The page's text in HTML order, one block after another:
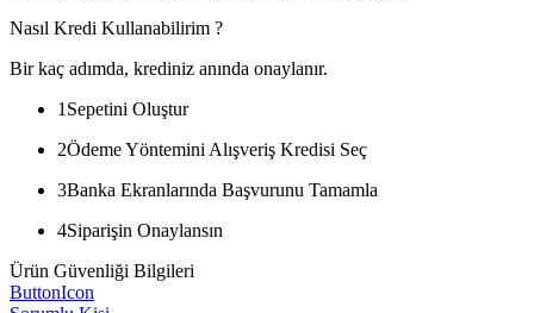
Nasıl Kredi Kullanabilirim ?
Bir kaç adımda, krediniz anında onaylanır.
1 Sepetini Oluştur
2Ödeme Yöntemini Alışveriş Kredisi Seç
3Banka Ekranlarında Başvurunu Tamamla
4Siparişin Onaylansın
Ürün Güvenliği Bilgileri
ButtonIcon